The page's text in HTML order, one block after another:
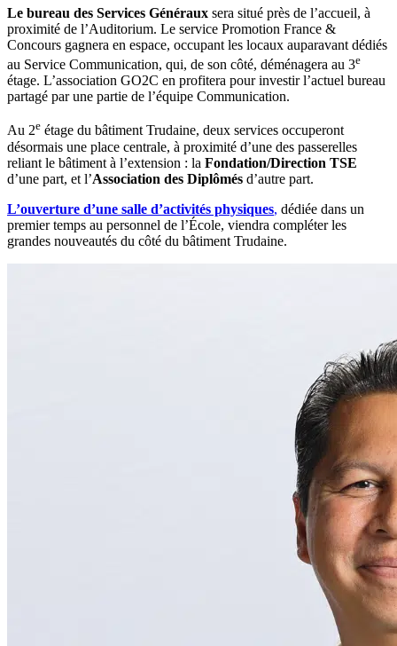
Le bureau des Services Généraux sera situé près de l’accueil, à
proximité de l’Auditorium. Le service Promotion France &
Concours gagnera en espace, occupant les locaux auparavant dédiés
au Service Communication, qui, de son côté, déménagera au 3e
étage. L’association GO2C en profitera pour investir l’actuel bureau
partagé par une partie de l’équipe Communication.
Au 2e étage du bâtiment Trudaine, deux services occuperont
désormais une place centrale, à proximité d’une des passerelles
reliant le bâtiment à l’extension : la Fondation/Direction TSE
d’une part, et l’Association des Diplômés d’autre part.
L’ouverture d’une salle d’activités physiques, dédiée dans un
premier temps au personnel de l’École, viendra compléter les
grandes nouveautés du côté du bâtiment Trudaine.